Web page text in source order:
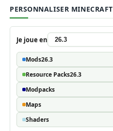
PERSONNALISER MINECRAFT
Je joue en
Mods26.3
Resource Packs26.3
Modpacks
Maps
Shaders